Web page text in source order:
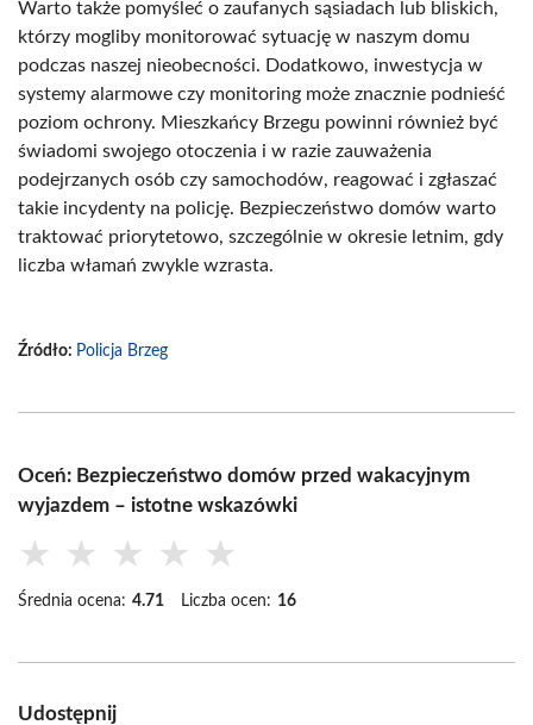
Warto także pomyśleć o zaufanych sąsiadach lub bliskich,
którzy mogliby monitorować sytuację w naszym domu
podczas naszej nieobecności. Dodatkowo, inwestycja w
systemy alarmowe czy monitoring może znacznie podnieść
poziom ochrony. Mieszkańcy Brzegu powinni również być
świadomi swojego otoczenia i w razie zauważenia
podejrzanych osób czy samochodów, reagować i zgłaszać
takie incydenty na policję. Bezpieczeństwo domów warto
traktować priorytetowo, szczególnie w okresie letnim, gdy
liczba włamań zwykle wzrasta.
Źródło: Policja Brzeg
Oceń: Bezpieczeństwo domów przed wakacyjnym
wyjazdem – istotne wskazówki
★ ★ ★ ★ ★
Średnia ocena: 4.71 Liczba ocen: 16
Udostępnij